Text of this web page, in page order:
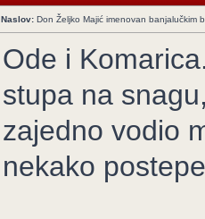
Naslov: Don Željko Majić imenovan banjalučkim
Ode i
stupa na
zajedno vodio
nekako